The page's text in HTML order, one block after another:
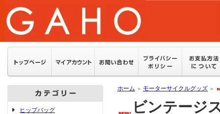
ヒップバッグ
ホーム ＞ モーターサイクルグッズ ＞
ビンテージ